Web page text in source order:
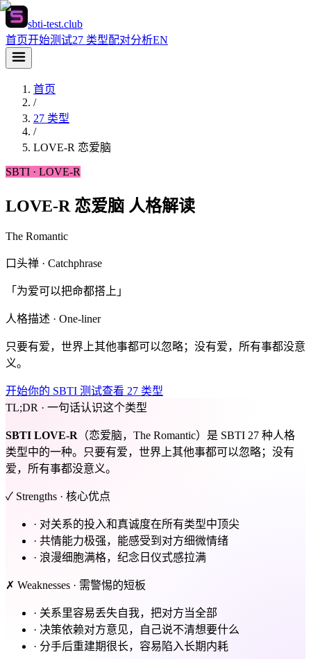
sbti-test.club
首页开始测试27 类型配对分析EN
首页
/
27 类型
/
LOVE-R 恋爱脑
SBTI · LOVE-R
LOVE-R 恋爱脑 人格解读
The Romantic
口头禅 · Catchphrase
「为爱可以把命都搭上」
人格描述 · One-liner
只要有爱，世界上其他事都可以忽略；没有爱，所有事都没意
义。
开始你的 SBTI 测试查看 27 类型
TL;DR · 一句话认识这个类型
SBTI LOVE-R （恋爱脑，The Romantic）是 SBTI 27 种人格
类型中的一种。只要有爱，世界上其他事都可以忽略；没有
爱，所有事都没意义。
✓ Strengths · 核心优点
· 对关系的投入和真诚度在所有类型中顶尖
· 共情能力极强，能感受到对方细微情绪
· 浪漫细胞满格，纪念日仪式感拉满
✗ Weaknesses · 需警惕的短板
· 关系里容易丢失自我，把对方当全部
· 决策依赖对方意见，自己说不清想要什么
· 分手后重建期很长，容易陷入长期内耗